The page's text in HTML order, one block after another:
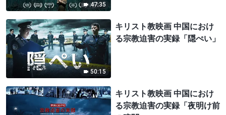
47:35
50:15
キリスト教映画 中国におけ
る宗教迫害の実録「隠ぺい」
キリスト教映画 中国におけ
る宗教迫害の実録「夜明け前